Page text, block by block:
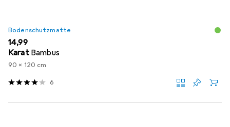
Bodenschutzmatte
EUR
14,99
Karat Bambus
90 x 120 cm
6